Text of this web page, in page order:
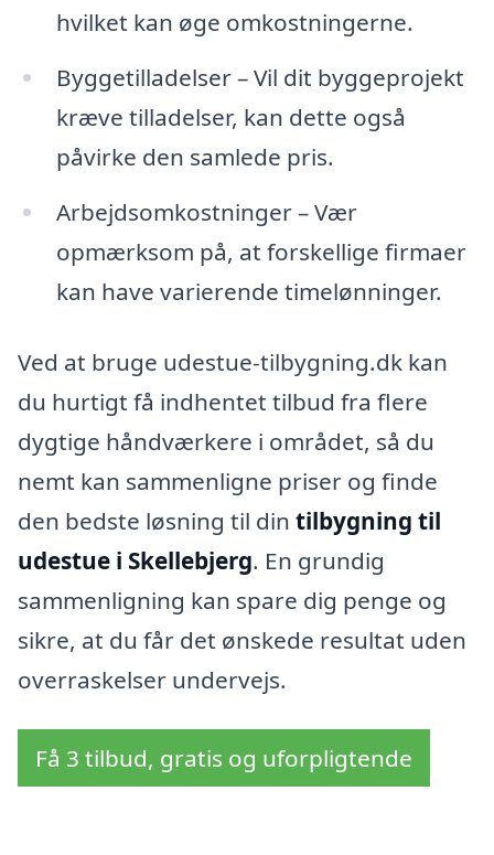
hvilket kan øge omkostningerne.
Byggetilladelser – Vil dit byggeprojekt
kræve tilladelser, kan dette også
påvirke den samlede pris.
Arbejdsomkostninger – Vær
opmærksom på, at forskellige firmaer
kan have varierende timelønninger.
Ved at bruge udestue-tilbygning.dk kan
du hurtigt få indhentet tilbud fra flere
dygtige håndværkere i området, så du
nemt kan sammenligne priser og finde
den bedste løsning til din tilbygning til
udestue i Skellebjerg. En grundig
sammenligning kan spare dig penge og
sikre, at du får det ønskede resultat uden
overraskelser undervejs.
Få 3 tilbud, gratis og uforpligtende